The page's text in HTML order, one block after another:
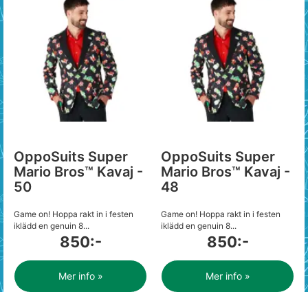
OppoSuits Super
Mario Bros™ Kavaj -
50
Game on! Hoppa rakt in i festen
iklädd en genuin 8...
850:-
Mer info »
OppoSuits Super
Mario Bros™ Kavaj -
48
Game on! Hoppa rakt in i festen
iklädd en genuin 8...
850:-
Mer info »